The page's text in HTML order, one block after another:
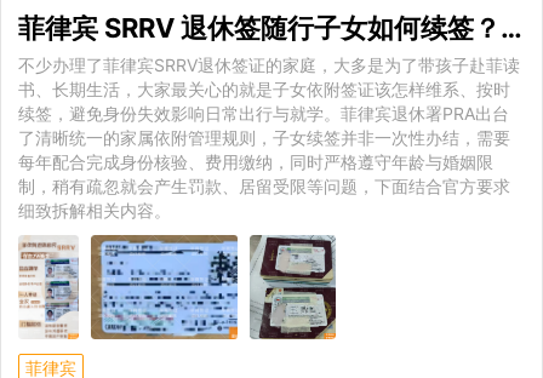
菲律宾 SRRV 退休签随行子女如何续签？年龄要求与办理
不少办理了菲律宾SRRV退休签证的家庭，大多是为了带孩子赴菲读
书、长期生活，大家最关心的就是子女依附签证该怎样维系、按时
续签，避免身份失效影响日常出行与就学。菲律宾退休署PRA出台
了清晰统一的家属依附管理规则，子女续签并非一次性办结，需要
每年配合完成身份核验、费用缴纳，同时严格遵守年龄与婚姻限
制，稍有疏忽就会产生罚款、居留受限等问题，下面结合官方要求
细致拆解相关内容。
菲律宾